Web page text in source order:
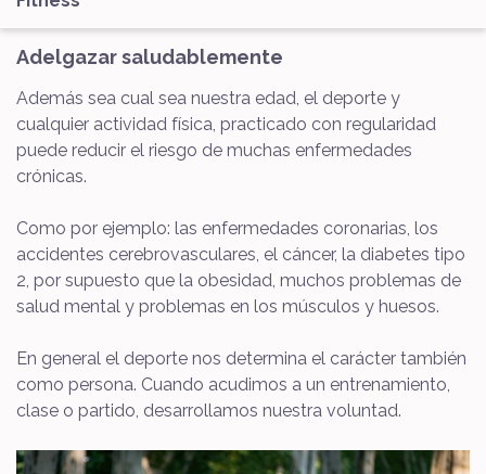
Adelgazar saludablemente
Además sea cual sea nuestra edad, el deporte y
cualquier actividad física, practicado con regularidad
puede reducir el riesgo de muchas enfermedades
crónicas.
Como por ejemplo: las enfermedades coronarias, los
accidentes cerebrovasculares, el cáncer, la diabetes tipo
2, por supuesto que la obesidad, muchos problemas de
salud mental y problemas en los músculos y huesos.
En general el deporte nos determina el carácter también
como persona. Cuando acudimos a un entrenamiento,
clase o partido, desarrollamos nuestra voluntad.